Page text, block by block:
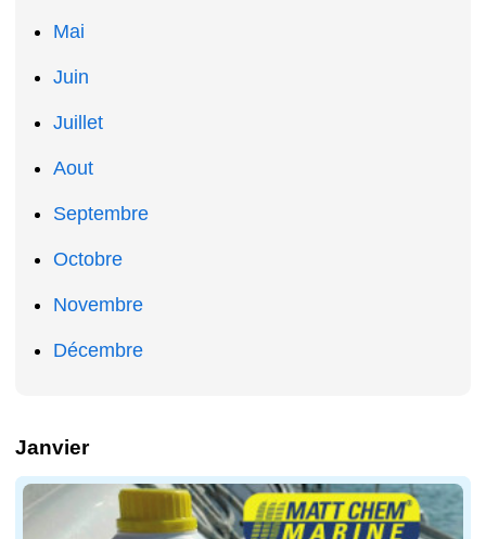
Mai
Juin
Juillet
Aout
Septembre
Octobre
Novembre
Décembre
Janvier